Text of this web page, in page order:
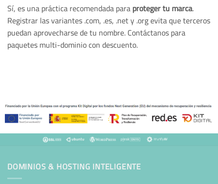
Sí, es una práctica recomendada paraproteger tu marca.
Registrar las variantes .com, .es, .net y .org evita que terceros
puedan aprovecharse de tu nombre. Contáctanos para
paquetes multi-dominio con descuento.
DOMINIOS & HOSTING INTELIGENTE